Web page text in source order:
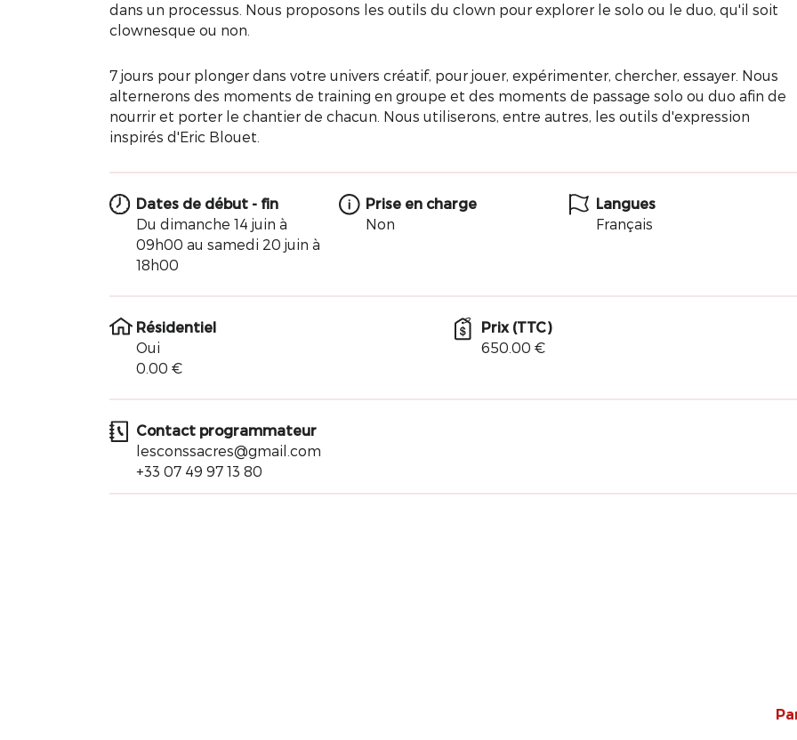
dans un processus. Nous proposons les outils du clown pour explorer le solo ou le duo, qu'il soit
clownesque ou non.
7 jours pour plonger dans votre univers créatif, pour jouer, expérimenter, chercher, essayer. Nous
alternerons des moments de training en groupe et des moments de passage solo ou duo afin de
nourrir et porter le chantier de chacun. Nous utiliserons, entre autres, les outils d'expression
inspirés d'Eric Blouet.
Dates de début - fin
Du dimanche 14 juin à
09h00 au samedi 20 juin à
18h00
Prise en charge
Non
Langues
Français
Résidentiel
Oui
0.00 €
Prix (TTC)
650.00 €
Contact programmateur
lesconssacres@gmail.com
+33 07 49 97 13 80